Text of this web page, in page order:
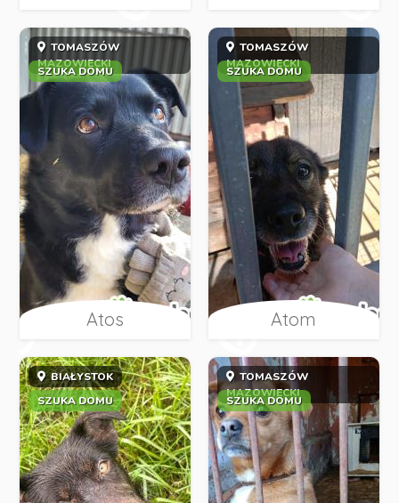
TOMASZÓW
MAZOWIECKI
SZUKA DOMU
Atos
TOMASZÓW
MAZOWIECKI
SZUKA DOMU
Atom
BIAŁYSTOK
SZUKA DOMU
TOMASZÓW
MAZOWIECKI
SZUKA DOMU